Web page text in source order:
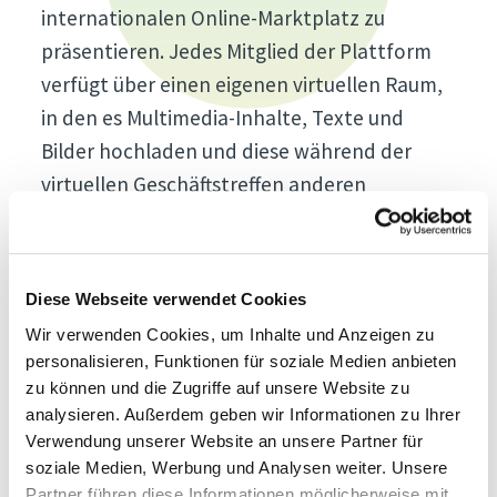
Diese Webseite verwendet Cookies
Wir verwenden Cookies, um Inhalte und Anzeigen zu
personalisieren, Funktionen für soziale Medien anbieten
zu können und die Zugriffe auf unsere Website zu
analysieren. Außerdem geben wir Informationen zu Ihrer
Verwendung unserer Website an unsere Partner für
soziale Medien, Werbung und Analysen weiter. Unsere
internationalen Online-Marktplatz zu
präsentieren. Jedes Mitglied der Plattform
verfügt über einen eigenen virtuellen Raum,
in den es Multimedia-Inhalte, Texte und
Bilder hochladen und diese während der
virtuellen Geschäftstreffen anderen
interessierten Akteuren präsentieren kann.
Die Sitzungen können bis zu 20 Minuten
Plattform erstellen.
„Wir freuen uns sehr, dass Interpoma in
diesem Jahr wieder in Präsenz stattfinden
kann und sind gleichzeitig überzeugt, dass